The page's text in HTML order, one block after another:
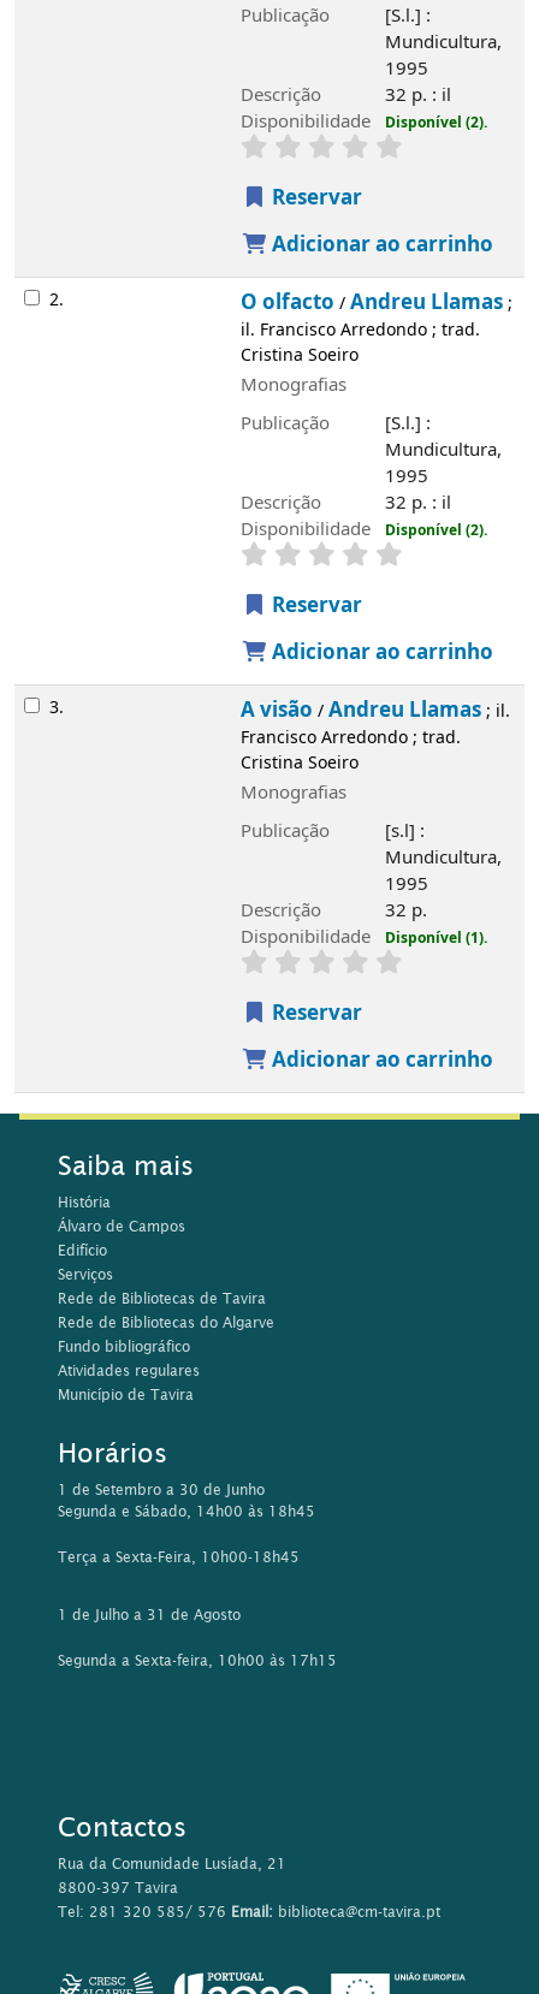
Publicação
[S.l.] :
Mundicultura,
1995
Descrição
32 p. : il
Disponibilidade
Disponível (2).
Reservar
Adicionar ao carrinho
2. O olfacto /Andreu Llamas;
il. Francisco Arredondo ; trad.
Cristina Soeiro
Monografias
Publicação
[S.l.] :
Mundicultura,
1995
Descrição
32 p. : il
Disponibilidade
Disponível (2).
Reservar
Adicionar ao carrinho
3. A visão /Andreu Llamas; il.
Francisco Arredondo ; trad.
Cristina Soeiro
Monografias
Publicação
[s.l] :
Mundicultura,
1995
Descrição
32 p.
Disponibilidade
Disponível (1).
Reservar
Adicionar ao carrinho
Saiba mais
História
Álvaro de Campos
Edifício
Serviços
Rede de Bibliotecas de Tavira
Rede de Bibliotecas do Algarve
Fundo bibliográfico
Atividades regulares
Município de Tavira
Horários
1 de Setembro a 30 de Junho
Segunda e Sábado, 14h00 às 18h45
Terça a Sexta-Feira, 10h00-18h45
1 de Julho a 31 de Agosto
Segunda a Sexta-feira, 10h00 às 17h15
Contactos
Rua da Comunidade Lusíada, 21
8800-397 Tavira
Tel: 281 320 585/ 576 Email: biblioteca@cm-tavira.pt